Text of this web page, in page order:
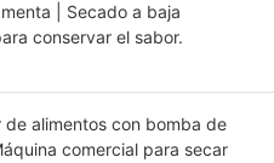
| Secado a baja
conservar el sabor.
de alimentos con bomba de
comercial para secar